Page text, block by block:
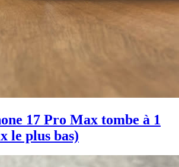
17 Pro Max tombe à 1
le plus bas)